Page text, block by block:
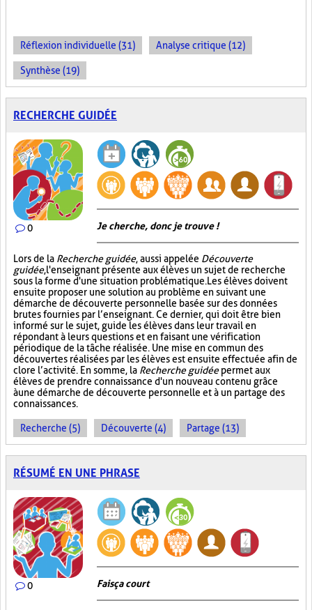
Réflexion individuelle (31) Analyse critique (12)
Synthèse (19)
RECHERCHE GUIDÉE
0 Je cherche, donc je trouve !
Lors de la Recherche guidée, aussi appelée Découverte
guidée, l'enseignant présente aux élèves un sujet de recherche
sous la forme d'une situation problématique. Les élèves doivent
ensuite proposer une solution au problème en suivant une
démarche de découverte personnelle basée sur des données
brutes fournies par l’enseignant. Ce dernier, qui doit être bien
informé sur le sujet, guide les élèves dans leur travail en
répondant à leurs questions et en faisant une vérification
périodique de la tâche réalisée. Une mise en commun des
découvertes réalisées par les élèves est ensuite effectuée afin de
clore l’activité. En somme, la Recherche guidéepermet aux
élèves de prendre connaissance d'un nouveau contenu grâce
à une démarche de découverte personnelle et à un partage des
connaissances.
Recherche (5) Découverte (4) Partage (13)
RÉSUMÉ EN UNE PHRASE
0 Fais ça court